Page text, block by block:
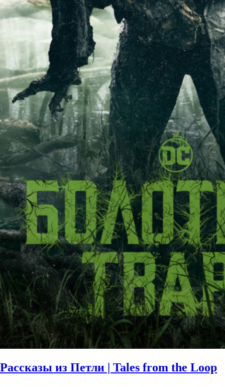
Рассказы из Петли | Tales from the Loop